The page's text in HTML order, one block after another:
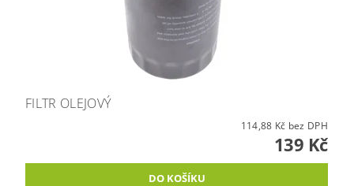
FILTR OLEJOVÝ
114,88 Kč bez DPH
139 Kč